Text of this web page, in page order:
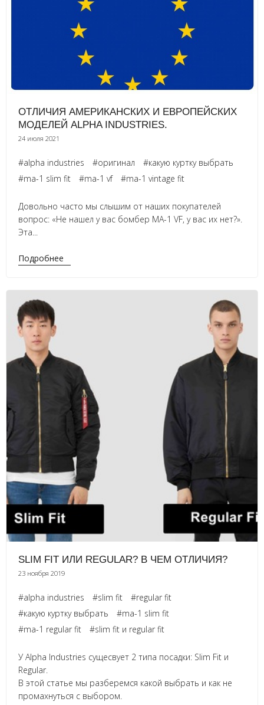
ОТЛИЧИЯ АМЕРИКАНСКИХ И ЕВРОПЕЙСКИХ
МОДЕЛЕЙ ALPHA INDUSTRIES.
24 июля 2021
#alpha industries #оригинал
#какую куртку выбрать
#ma-1 slim fit
#ma-1 vf #ma-1 vintage fit
Довольно часто мы слышим от наших покупателей
вопрос: «Не нашел у вас бомбер MA-1 VF, у вас их нет?».
Эта...
Подробнее
SLIM FIT ИЛИ REGULAR? В ЧЕМ ОТЛИЧИЯ?
23 ноября 2019
#alpha industries #slim fit
#regular fit
#какую куртку выбрать
#ma-1 slim fit
#ma-1 regular fit
#slim fit и regular fit
У Alpha Industries сущесвует 2 типа посадки: Slim Fit и
Regular.
В этой статье мы разберемся какой выбрать и как не
промахнуться с выбором.